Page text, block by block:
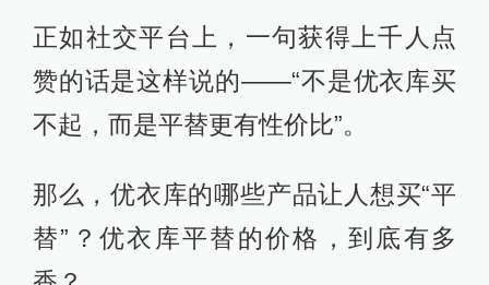
正如社交平台上，一句获得上千人点
赞的话是这样说的——“不是优衣库买
不起，而是平替更有性价比”。
那么，优衣库的哪些产品让人想买“平
替”？优衣库平替的价格，到底有多